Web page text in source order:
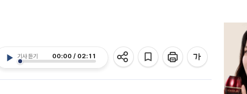
기사 듣기 00:00 / 02:11